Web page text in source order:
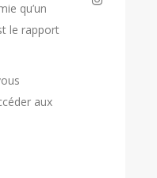
qu’un
le rapport
aux